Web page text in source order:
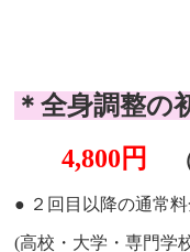
＊全身調整の
4,800円
● ２回目以降の通常
(高校・大学・専門学